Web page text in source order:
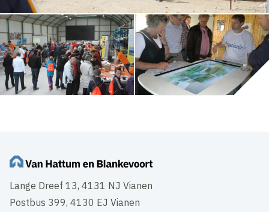
Lange Dreef 13, 4131 NJ Vianen
Postbus 399, 4130 EJ Vianen